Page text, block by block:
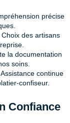
précise
Choix des artisans
la documentation
soins.
Assistance continue
confiseur.
Confiance